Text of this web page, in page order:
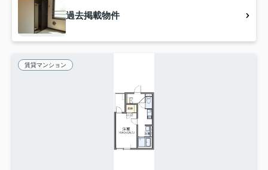
過去掲載物件
賃貸マンション